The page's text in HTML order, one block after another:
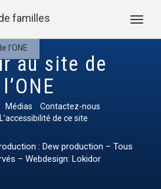
familles
l’ONE
au site de
l’ONE
Médias
Contactez-nous
L’accessibilité de ce site
: Dew production – Tous
– Webdesign: Lokidor